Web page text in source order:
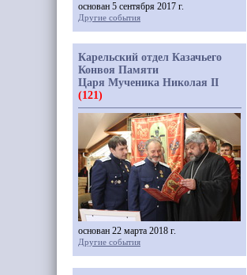
основан 5 сентября 2017 г.
Другие события
Карельский отдел Казачьего
Конвоя Памяти
Царя Мученика Николая II
(121)
основан 22 марта 2018 г.
Другие события